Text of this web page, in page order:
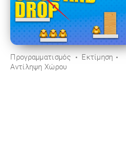
Προγραμματισμός
Εκτίμηση
Αντίληψη Χώρου